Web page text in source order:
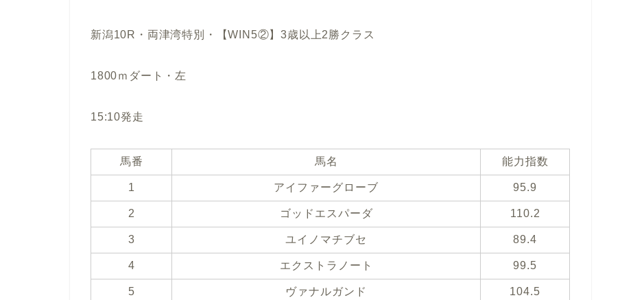
新潟10R・両津湾特別・【WIN5②】3歳以上2勝クラス
1800ｍダート・左
15:10発走
馬番 馬名 能力指数
1 アイファーグローブ 95.9
2 ゴッドエスパーダ 110.2
3 ユイノマチブセ 89.4
4 エクストラノート 99.5
5 ヴァナルガンド 104.5